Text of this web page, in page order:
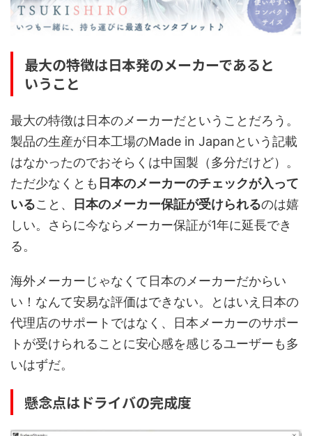
最大の特徴は日本発のメーカーであると
いうこと
最大の特徴は日本のメーカーだということだろう。
製品の生産が日本工場のMade in Japanという記載
はなかったのでおそらくは中国製（多分だけど）。
ただ少なくとも 日本のメーカーのチェックが入って
いること、 日本のメーカー保証が受けられるのは嬉
しい。さらに今ならメーカー保証が1年に延長でき
る。
海外メーカーじゃなくて日本のメーカーだからい
い！なんて安易な評価はできない。とはいえ日本の
代理店のサポートではなく、日本メーカーのサポー
トが受けられることに安心感を感じるユーザーも多
いはずだ。
懸念点はドライバの完成度